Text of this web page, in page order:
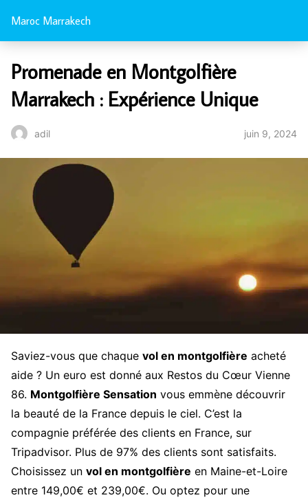
Maroc Marrakech
Promenade en Montgolfière
Marrakech : Expérience Unique
adil juin 9, 2024
Saviez-vous que chaque vol en montgolfière acheté
aide ? Un euro est donné aux Restos du Cœur Vienne
86. Montgolfière Sensation vous emmène découvrir
la beauté de la France depuis le ciel. C’est la
compagnie préférée des clients en France, sur
Tripadvisor. Plus de 97% des clients sont satisfaits.
Choisissez un vol en montgolfière en Maine-et-Loire
entre 149,00€ et 239,00€. Ou optez pour une